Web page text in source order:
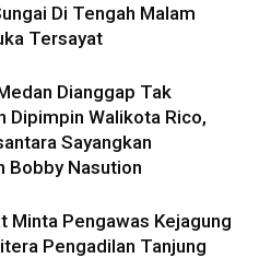
Di Tengah Malam
Tersayat
Dianggap Tak
Dipimpin Walikota Rico,
Sayangkan
Bobby Nasution
Minta Pengawas Kejagung
Pengadilan Tanjung